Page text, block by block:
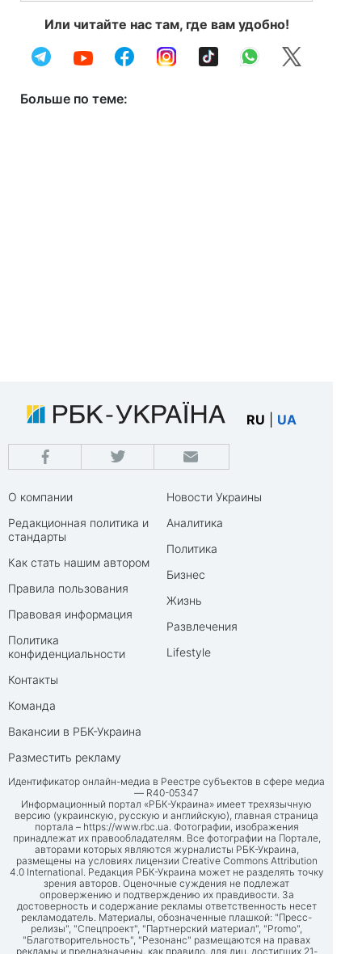
Или читайте нас там, где вам удобно!
Больше по теме:
RU UA
О компании
Редакционная политика и
стандарты
Как стать нашим автором
Правила пользования
Правовая информация
Политика
конфиденциальности
Контакты
Команда
Вакансии в РБК-Украина
Разместить рекламу
Новости Украины
Аналитика
Политика
Бизнес
Жизнь
Развлечения
Lifestyle
Идентификатор онлайн-медиа в Реестре субъектов в сфере медиа
— R40-05347
Информационный портал «РБК-Украина» имеет трехязычную
версию (украинскую, русскую и английскую), главная страница
портала – https://www.rbc.ua. Фотографии, изображения
принадлежат их правообладателям. Все фотографии на Портале,
авторами которых являются журналисты РБК-Украина,
размещены на условиях лицензии Creative Commons Attribution
4.0 International. Редакция РБК-Украина может не разделять точку
зрения авторов. Оценочные суждения не подлежат
опровержению и подтверждению их правдивости. За
достоверность и содержание рекламы ответственность несет
рекламодатель. Материалы, обозначенные плашкой: "Пресс-
релизы", "Спецпроект", "Партнерский материал", "Promo",
"Благотворительность", "Резонанс" размещаются на правах
рекламы и предназначены, как правило, для лиц, достигших 21-